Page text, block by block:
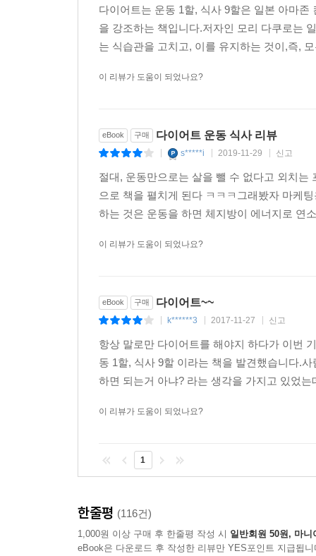
2장 살찐 당신, 이게 문제다!
비만의 원인이 되는 우리의 잘못된 식습관, 불
탄수화물이 우리 몸에 어떤 영향을 미치는지에
탄산음료에 지나지 않는다. 최근 글루텐 프리 다
이 책의 핵심인 먹어도 살찌지 않는 음식을 소
고영양밀도 다이어트는 우리 몸의 신진대사에
방법이다. 현미, 해조류, 버섯류 등 영양밀도가
마시면서 살을 빼는 방법을 소개한다. 다이어트
것이다.
4장 요요현상, 이제 그만!
되는 이유도 설명한다. 최고의 다이어트 운동
무리하게 살을 빼는 것이 아니라 평소 살찌지 않
부록으로 우리 몸을 리셋할 수 있는 고영양밀도
다이어트는 운동 1할, 식사 9할은 일본 아마
을 강조하는 책입니다.저자인 모리 다쿠로는
는 식습관을 고치고, 이를 유지하는 것이,즉,
이 리뷰가 도움이 되었나요?
eBook 구매 다이어트 운동 식사 리뷰
s*****i 2019-11-29 신고
절대, 운동만으로는 살을 뺄 수 없다고 외치
으로 책을 펼치게 된다 ㅋㅋㅋ그래봤자 마케
하는 것은 운동을 하면 체지방이 에너지로 연
이 리뷰가 도움이 되었나요?
eBook 구매 다이어트~~
k******3 2017-11-27 신고
항상 말로만 다이어트를 해야지 하다가 이번
동 1할, 식사 9할 이라는 책을 발견했습니다.
하면 되는거 아냐? 라는 생각을 가지고 있었
이 리뷰가 도움이 되었나요?
1
한줄평 (116건)
1,000원 이상 구매 후 한줄평 작성 시 일반회원 50원, 마니
eBook은 다운로드 후 작성한 리뷰만 YES포인트 지급됩니